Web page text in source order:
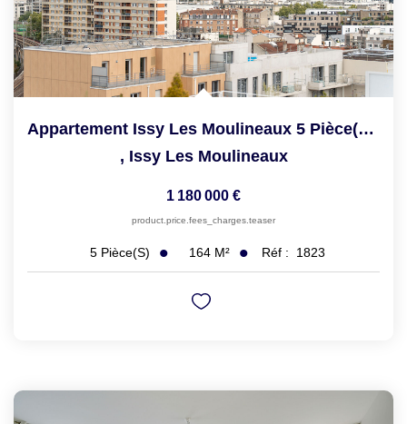
Appartement Issy Les Moulineaux 5 Pièce(s) 162 M2
, Issy Les Moulineaux
1 180 000 €
product.price.fees_charges.teaser
5 Pièce(s) 164 M² Réf : 1823